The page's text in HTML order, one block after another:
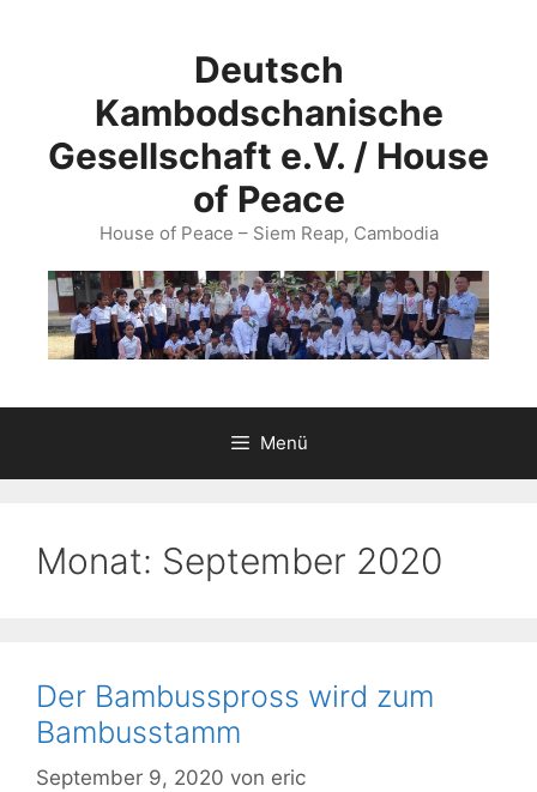
Deutsch
Kambodschanische
Gesellschaft e.V. / House
of Peace
House of Peace – Siem Reap, Cambodia
Menü
Monat: September 2020
Der Bambusspross wird zum
Bambusstamm
September 9, 2020 von eric